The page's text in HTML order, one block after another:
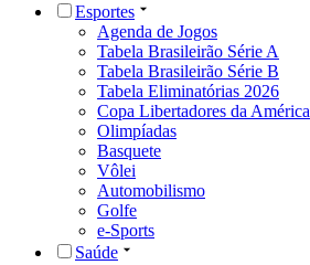
Esportes
Agenda de Jogos
Tabela Brasileirão Série A
Tabela Brasileirão Série B
Tabela Eliminatórias 2026
Copa Libertadores da América
Olimpíadas
Basquete
Vôlei
Automobilismo
Golfe
e-Sports
Saúde